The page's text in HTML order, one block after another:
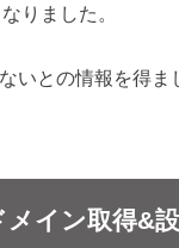
りました。
いとの情報を得
イン取得&